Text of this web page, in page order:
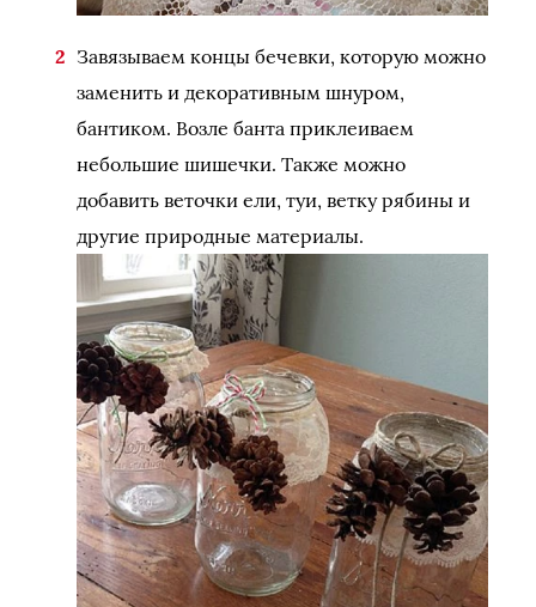
Завязываем концы бечевки, которую можно
заменить и декоративным шнуром,
бантиком. Возле банта приклеиваем
небольшие шишечки. Также можно
добавить веточки ели, туи, ветку рябины и
другие природные материалы.